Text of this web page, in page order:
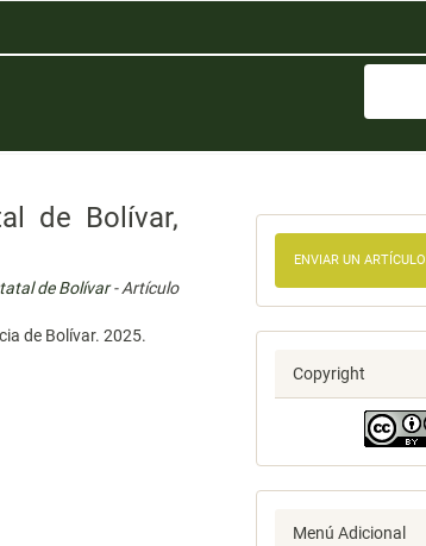
de Bolívar,
de Bolívar- Artículo
de Bolívar. 2025.
ENVIAR UN ARTÍCULO
Copyright
Menú Adicional